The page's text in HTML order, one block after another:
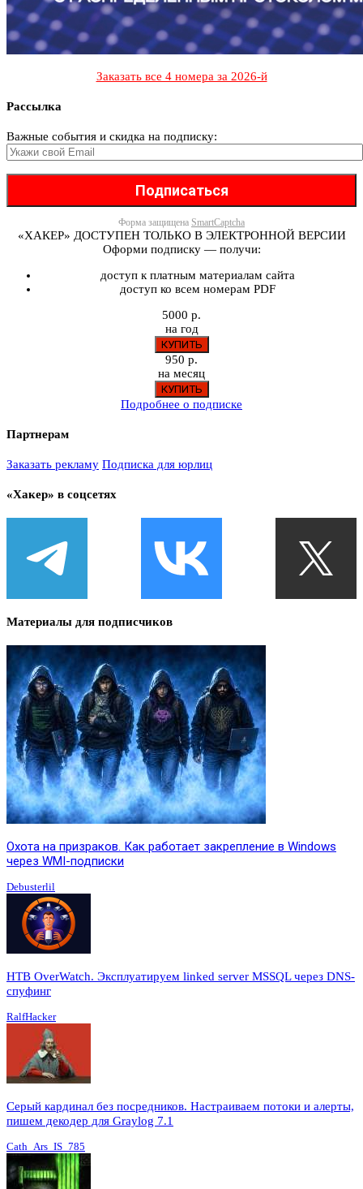
Заказать все 4 номера за 2026-й
Рассылка
Важные события и скидка на подписку:
Форма защищена SmartCaptcha
«ХАКЕР» ДОСТУПЕН ТОЛЬКО В ЭЛЕКТРОННОЙ ВЕРСИИ
Оформи подписку — получи:
доступ к платным материалам сайта
доступ ко всем номерам PDF
5000 р.
на год
950 р.
на месяц
Подробнее о подписке
Партнерам
Заказать рекламу Подписка для юрлиц
«Хакер» в соцсетях
Материалы для подписчиков
Охота на призраков. Как работает закрепление в Windows
через WMI-подписки
Debusterlil
HTB OverWatch. Эксплуатируем linked server MSSQL через DNS-
спуфинг
RalfHacker
Серый кардинал без посредников. Настраиваем потоки и алерты,
пишем декодер для Graylog 7.1
Cath_Ars_IS_785